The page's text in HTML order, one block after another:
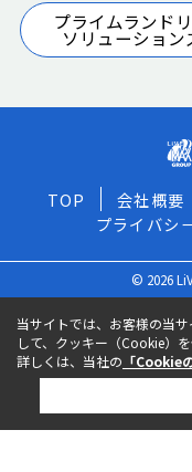
プライムランド
ソリューション
TOP 会社概要
プライバシ
© 2026
当サイトでは、お客様の当
して、クッキー（Cookie）を
詳しくは、当社の 「Cookie